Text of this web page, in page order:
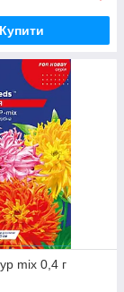
Купити
mix 0,4 г